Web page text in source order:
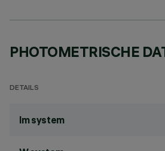
PHOTOMETRISCHE
DETAILS
lm system